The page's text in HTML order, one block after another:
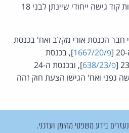
כשהגלישה מתבצעת באמצעות קוד גישה ייחודי שיינתן לבני 18
חבר הכנסת אורי מקלב ואח' בכנסת
[ פ/1667/20
], בכנסת
פ/638/23
], ובכנסת ה-24
גפני ואח' הגישו הצעת חוק זהה
בידע משפטי מהימן ועדכני.